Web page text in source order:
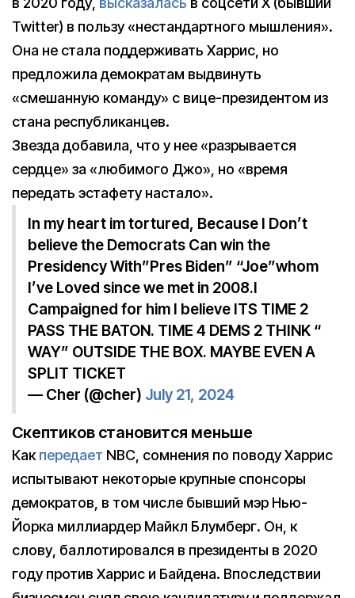
Twitter) в пользу «нестандартного мышления».
Она не стала поддерживать Харрис, но
предложила демократам выдвинуть
«смешанную команду» с вице-президентом из
стана республиканцев.
Звезда добавила, что у нее «разрывается
сердце» за «любимого Джо», но «время
передать эстафету настало».
In my heart im tortured, Because I Don’t
believe the Democrats Can win the
Presidency With”Pres Biden” “Joe”whom
I’ve Loved since we met in 2008.I
Campaigned for him I believe ITS TIME 2
PASS THE BATON. TIME 4 DEMS 2 THINK “
WAY” OUTSIDE THE BOX. MAYBE EVEN A
SPLIT TICKET
— Cher (@cher) July 21, 2024
Скептиков становится меньше
Какпередает NBC, сомнения по поводу Харрис
испытывают некоторые крупные спонсоры
демократов, в том числе бывший мэр Нью-
Йорка миллиардер Майкл Блумберг. Он, к
слову, баллотировался в президенты в 2020
году против Харрис и Байдена. Впоследствии